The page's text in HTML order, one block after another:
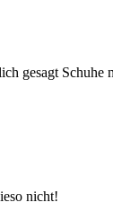
gesagt
nicht!